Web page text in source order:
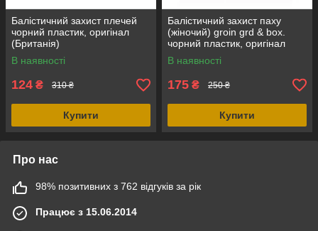
Балістичний захист плечей
чорний пластик, оригінал
(Британія)
В наявності
124 ₴ 310 ₴
Купити
Балістичний захист паху
(жіночий) groin grd & box.
чорний пластик, оригінал
(Британія)
В наявності
175 ₴ 250 ₴
Купити
Про нас
98% позитивних з 762 відгуків за рік
Працює з 15.06.2014